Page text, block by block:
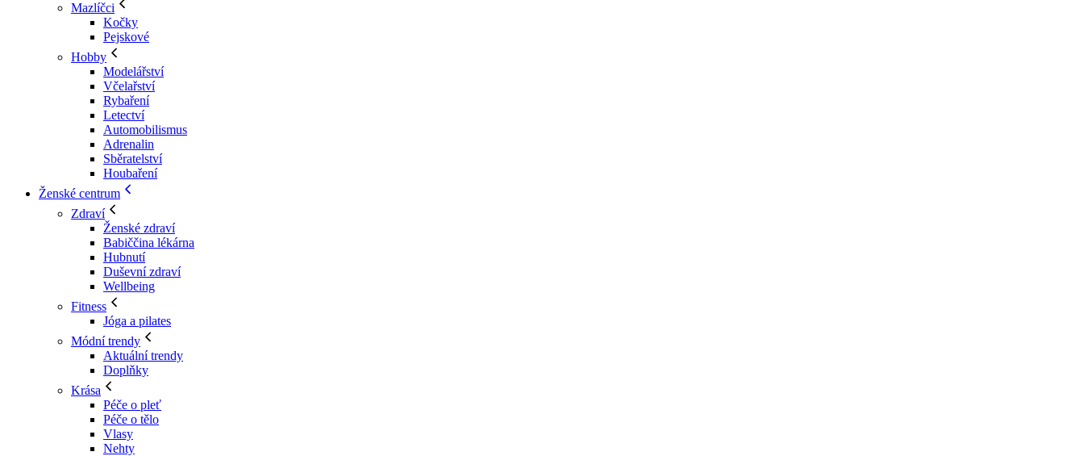
Mazlíčci
Kočky
Pejskové
Hobby
Modelářství
Včelařství
Rybaření
Letectví
Automobilismus
Adrenalin
Sběratelství
Houbaření
Ženské centrum
Zdraví
Ženské zdraví
Babiččina lékárna
Hubnutí
Duševní zdraví
Wellbeing
Fitness
Jóga a pilates
Módní trendy
Aktuální trendy
Doplňky
Krása
Péče o pleť
Péče o tělo
Vlasy
Nehty